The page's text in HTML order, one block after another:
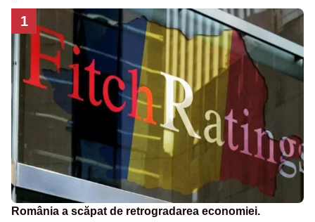
1
România a scăpat de retrogradarea economiei.